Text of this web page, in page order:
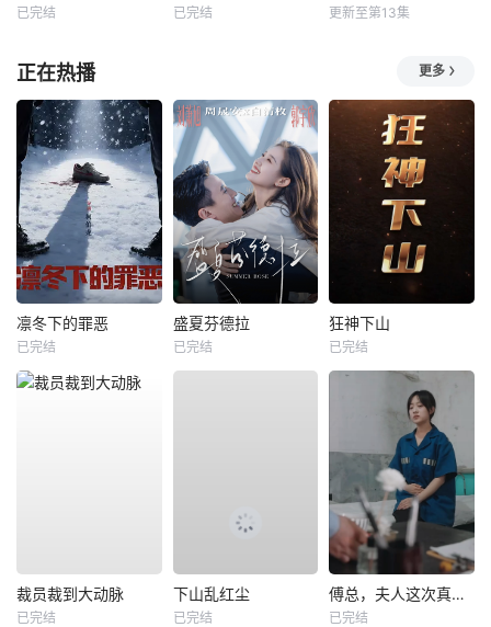
已完结 已完结 更新至第13集
正在热播 更多
凛冬下的罪恶
已完结
盛夏芬德拉
已完结
狂神下山
已完结
裁员裁到大动脉
已完结
下山乱红尘
已完结
傅总，夫人这次真的死了
已完结